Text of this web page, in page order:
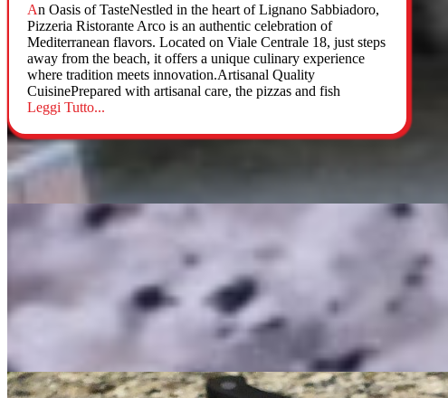
An Oasis of TasteNestled in the heart of Lignano Sabbiadoro,
Pizzeria Ristorante Arco is an authentic celebration of
Mediterranean flavors. Located on Viale Centrale 18, just steps
away from the beach, it offers a unique culinary experience
where tradition meets innovation.Artisanal Quality
CuisinePrepared with artisanal care, the pizzas and fish
Leggi Tutto...